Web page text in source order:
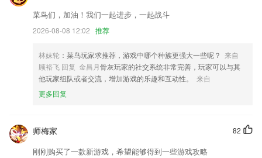
活动内容调整
魔方专区能量值任务上新，更多好礼等您兑换
签到功能支持补签
改名抖推猫
联系我们
菜鸟们，加油！我们一起进步，一起战斗
2026-08-08 12:02 推荐
林妹轮 ：菜鸟玩家求推荐，游戏中哪个种族更强大一些呢？ 来自
顾裕飞 回复 金昌月骨灰玩家的社交系统非常完善，玩家可以与其
他玩家组队或者交流，增加游戏的乐趣和互动性。
来自
更多回复
82
师梅家
刚刚购买了一款新游戏，希望能够得到一些游戏攻略